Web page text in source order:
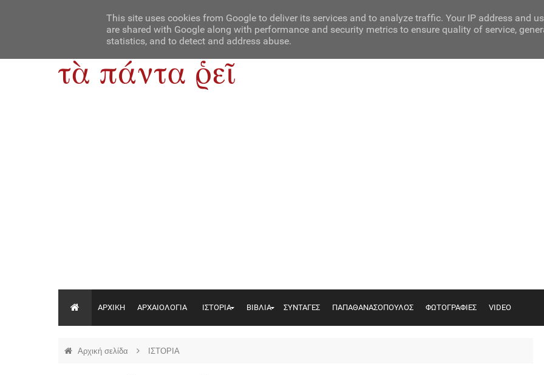
Contact Us About Us
ΑΡΧΙΚΗ ΑΡΧΑΙΟΛΟΓΙΑ ΙΣΤΟΡΙΑ ΒΙΒΛΙΑ ΣΥΝΤΑΓΕΣ ΠΑΠΑΘΑΝΑΣΟΠΟΥΛΟΣ ΦΩΤΟΓΡΑΦΙΕΣ VIDEO
Αρχική σελίδα ΙΣΤΟΡΙΑ
This site uses cookies from Google to deliver its services and to analyze traffic. Your IP address and
are shared with Google along with performance and security metrics to ensure quality of service,
statistics, and to detect and address abuse.